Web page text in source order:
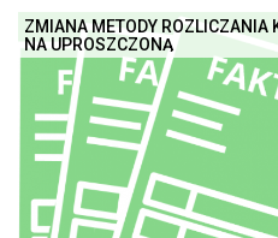
ZMIANA METODY ROZLICZANIA
NA UPROSZCZONĄ